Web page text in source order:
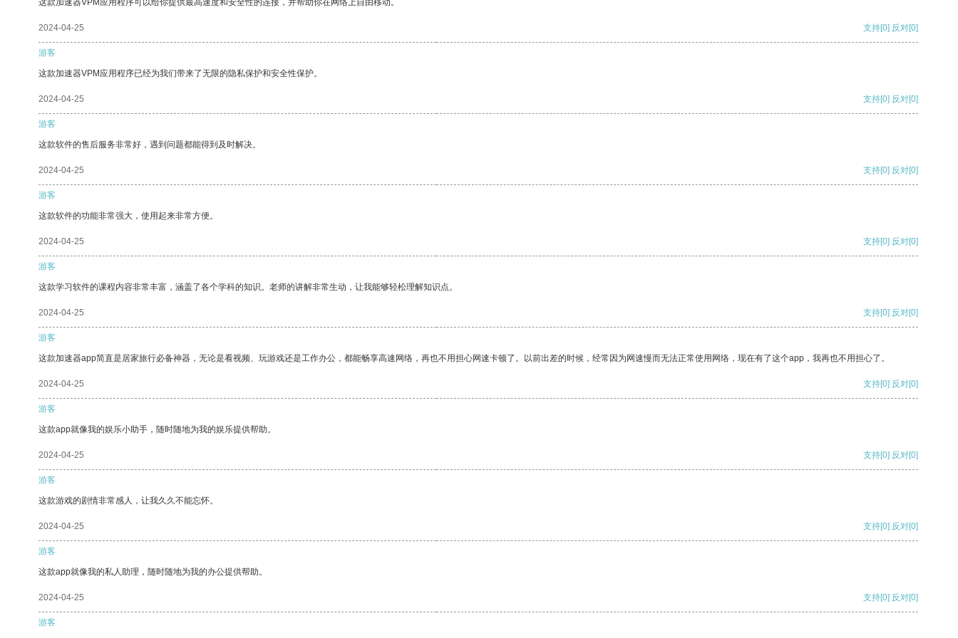
这款加速器VPM应用程序可以给你提供最高速度和安全性的连接，并帮助你在网络上自由移动。
2024-04-25 支持[0] 反对[0]
游客
这款加速器VPM应用程序已经为我们带来了无限的隐私保护和安全性保护。
2024-04-25 支持[0] 反对[0]
游客
这款软件的售后服务非常好，遇到问题都能得到及时解决。
2024-04-25 支持[0] 反对[0]
游客
这款软件的功能非常强大，使用起来非常方便。
2024-04-25 支持[0] 反对[0]
游客
这款学习软件的课程内容非常丰富，涵盖了各个学科的知识。老师的讲解非常生动，让我能够轻松理解知识点。
2024-04-25 支持[0] 反对[0]
游客
这款加速器app简直是居家旅行必备神器，无论是看视频、玩游戏还是工作办公，都能畅享高速网络，再也不用担心网速卡顿了。以前出差的时候，经常因为网速慢而无法正常使用网络，现在有了这个app，我再也不用担心了。
2024-04-25 支持[0] 反对[0]
游客
这款app就像我的娱乐小助手，随时随地为我的娱乐提供帮助。
2024-04-25 支持[0] 反对[0]
游客
这款游戏的剧情非常感人，让我久久不能忘怀。
2024-04-25 支持[0] 反对[0]
游客
这款app就像我的私人助理，随时随地为我的办公提供帮助。
2024-04-25 支持[0] 反对[0]
游客